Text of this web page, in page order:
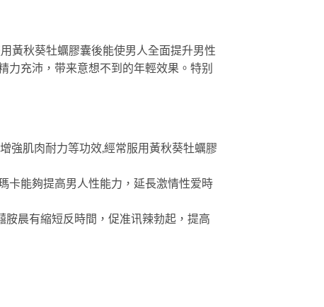
黃秋葵牡蠣膠囊後能使男人全面提升男性
力充沛，带来意想不到的年輕效果。特别
強肌肉耐力等功效,經常服用黃秋葵牡蠣膠
卡能夠提高男人性能力，延長激情性爱時
晨有縮短反時間，促准讯辣勃起，提高